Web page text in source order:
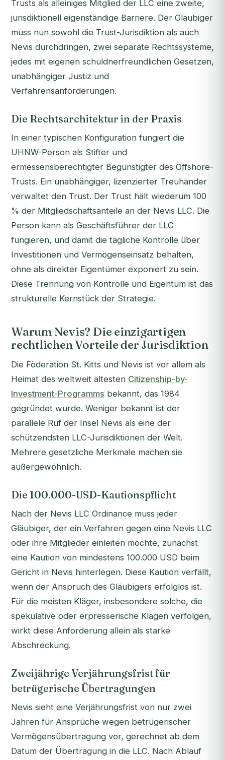
Trusts als alleiniges Mitglied der LLC eine zweite,
jurisdiktionell eigenständige Barriere. Der Gläubiger
muss nun sowohl die Trust-Jurisdiktion als auch
Nevis durchdringen, zwei separate Rechtssysteme,
jedes mit eigenen schuldnerfreundlichen Gesetzen,
unabhängiger Justiz und
Verfahrensanforderungen.
Die Rechtsarchitektur in der Praxis
In einer typischen Konfiguration fungiert die
UHNW-Person als Stifter und
ermessensberechtigter Begünstigter des Offshore-
Trusts. Ein unabhängiger, lizenzierter Treuhänder
verwaltet den Trust. Der Trust hält wiederum 100
% der Mitgliedschaftsanteile an der Nevis LLC. Die
Person kann als Geschäftsführer der LLC
fungieren, und damit die tägliche Kontrolle über
Investitionen und Vermögenseinsatz behalten,
ohne als direkter Eigentümer exponiert zu sein.
Diese Trennung von Kontrolle und Eigentum ist das
strukturelle Kernstück der Strategie.
Warum Nevis? Die einzigartigen
rechtlichen Vorteile der Jurisdiktion
Die Föderation St. Kitts und Nevis ist vor allem als
Heimat des weltweit ältesten Citizenship-by-
Investment-Programms bekannt, das 1984
gegründet wurde. Weniger bekannt ist der
parallele Ruf der Insel Nevis als eine der
schützendsten LLC-Jurisdiktionen der Welt.
Mehrere gesetzliche Merkmale machen sie
außergewöhnlich.
Die 100.000-USD-Kautionspflicht
Nach der Nevis LLC Ordinance muss jeder
Gläubiger, der ein Verfahren gegen eine Nevis LLC
oder ihre Mitglieder einleiten möchte, zunächst
eine Kaution von mindestens 100.000 USD beim
Gericht in Nevis hinterlegen. Diese Kaution verfällt,
wenn der Anspruch des Gläubigers erfolglos ist.
Für die meisten Kläger, insbesondere solche, die
spekulative oder erpresserische Klagen verfolgen,
wirkt diese Anforderung allein als starke
Abschreckung.
Zweijährige Verjährungsfrist für
betrügerische Übertragungen
Nevis sieht eine Verjährungsfrist von nur zwei
Jahren für Ansprüche wegen betrügerischer
Vermögensübertragung vor, gerechnet ab dem
Datum der Übertragung in die LLC. Nach Ablauf